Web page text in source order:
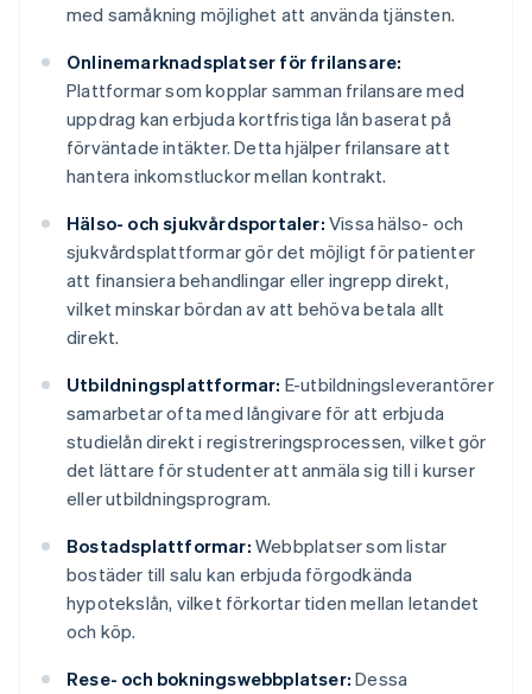
med samåkning möjlighet att använda tjänsten.
Onlinemarknadsplatser för frilansare:
Plattformar som kopplar samman frilansare med
uppdrag kan erbjuda kortfristiga lån baserat på
förväntade intäkter. Detta hjälper frilansare att
hantera inkomstluckor mellan kontrakt.
Hälso- och sjukvårdsportaler: Vissa hälso- och
sjukvårdsplattformar gör det möjligt för patienter
att finansiera behandlingar eller ingrepp direkt,
vilket minskar bördan av att behöva betala allt
direkt.
Utbildningsplattformar: E-utbildningsleverantörer
samarbetar ofta med långivare för att erbjuda
studielån direkt i registreringsprocessen, vilket gör
det lättare för studenter att anmäla sig till i kurser
eller utbildningsprogram.
Bostadsplattformar: Webbplatser som listar
bostäder till salu kan erbjuda förgodkända
hypotekslån, vilket förkortar tiden mellan letandet
och köp.
Rese- och bokningswebbplatser: Dessa